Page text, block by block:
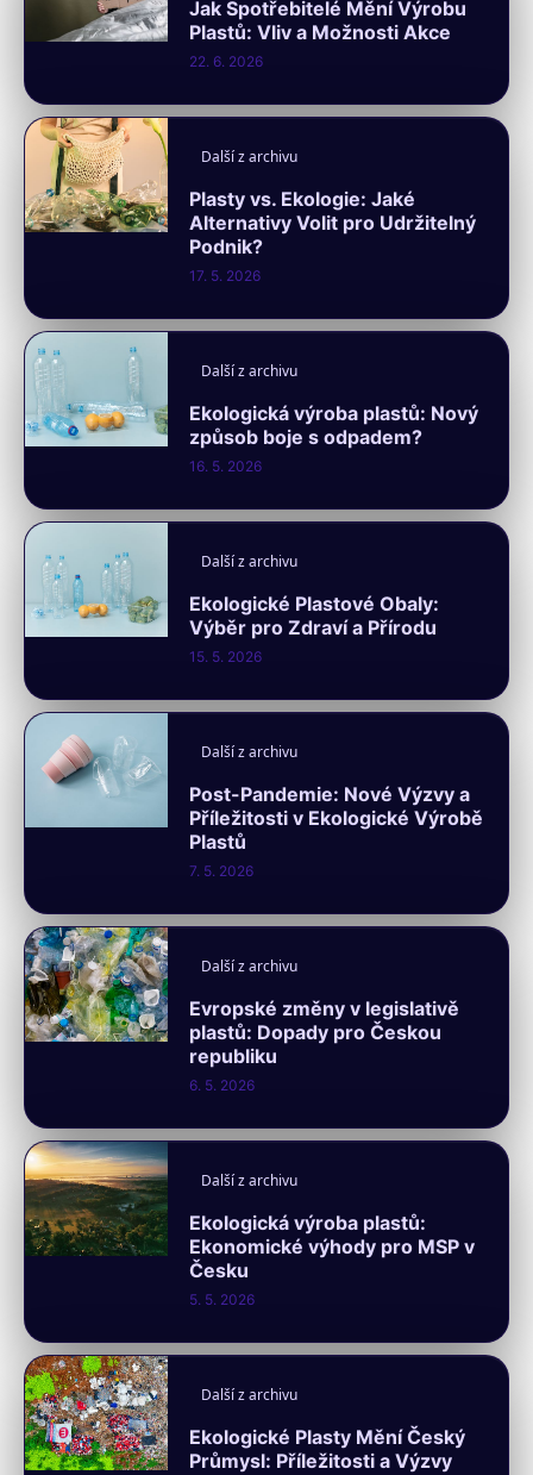
Jak Spotřebitelé Mění Výrobu
Plastů: Vliv a Možnosti Akce
22. 6. 2026
Další z archivu
Plasty vs. Ekologie: Jaké
Alternativy Volit pro Udržitelný
Podnik?
17. 5. 2026
Další z archivu
Ekologická výroba plastů: Nový
způsob boje s odpadem?
16. 5. 2026
Další z archivu
Ekologické Plastové Obaly:
Výběr pro Zdraví a Přírodu
15. 5. 2026
Další z archivu
Post-Pandemie: Nové Výzvy a
Příležitosti v Ekologické Výrobě
Plastů
7. 5. 2026
Další z archivu
Evropské změny v legislativě
plastů: Dopady pro Českou
republiku
6. 5. 2026
Další z archivu
Ekologická výroba plastů:
Ekonomické výhody pro MSP v
Česku
5. 5. 2026
Další z archivu
Ekologické Plasty Mění Český
Průmysl: Příležitosti a Výzvy